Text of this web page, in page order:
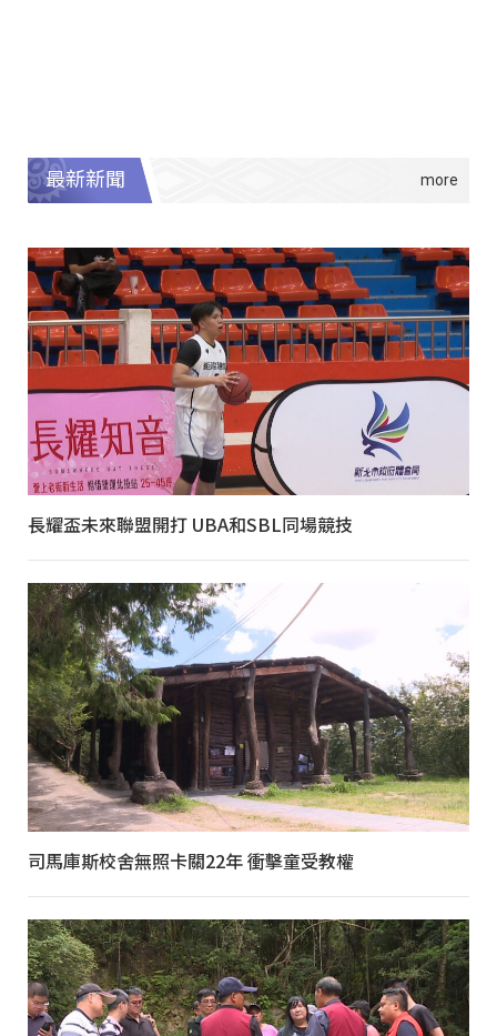
最新新聞
長耀盃未來聯盟開打 UBA和SBL同場競技
司馬庫斯校舍無照卡關22年 衝擊童受教權